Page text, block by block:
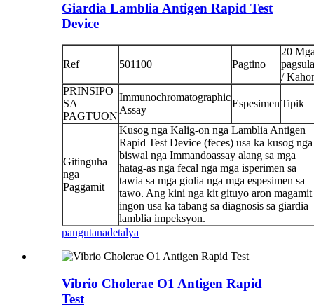
Giardia Lamblia Antigen Rapid Test
Device
Ref 501100 Pagtino
20
/
PRINSIPO
SA
PAGTUON
Immunochromatographic
Assay
EspesimenTipik
Gitinguha
nga
Paggamit
Kusog nga Kalig-on nga Lamblia Antigen
Rapid Test Device (feces) usa ka kusog nga
biswal nga Immandoassay alang sa mga
hatag-as nga fecal nga mga isperimen sa
tawia sa mga giolia nga mga espesimen sa
tawo. Ang kini nga kit gituyo aron magamit
ingon usa ka tabang sa diagnosis sa giardia
lamblia impeksyon.
pangutanadetalya
Vibrio Cholerae O1 Antigen Rapid
Test